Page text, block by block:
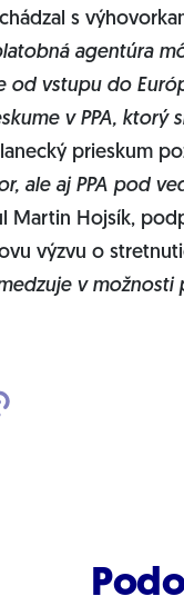
s
agentúra
od vstupu do
v PPA, ktorý
prieskum
ale aj PPA pod
Martin Hojsík,
výzvu o
v